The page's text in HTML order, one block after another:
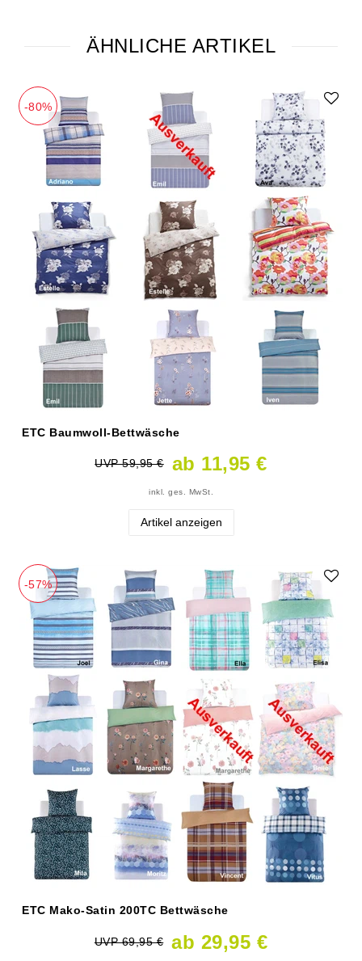
ÄHNLICHE ARTIKEL
-80%
ETC Baumwoll-Bettwäsche
UVP 59,95 € ab 11,95 €
inkl. ges. MwSt.
Artikel anzeigen
-57%
ETC Mako-Satin 200TC Bettwäsche
UVP 69,95 € ab 29,95 €